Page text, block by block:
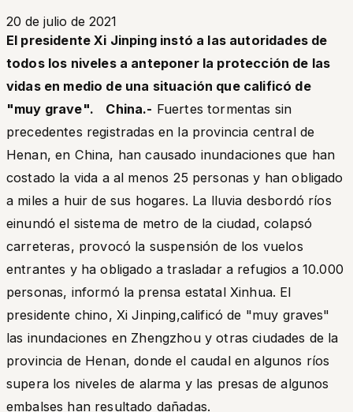
20 de julio de 2021
El presidente Xi Jinping instó a las autoridades de
todos los niveles a anteponer la protección de las
vidas en medio de una situación que calificó de
"muy grave".
China.- Fuertes tormentas sin
precedentes registradas en la provincia central de
Henan, en China, han causado inundaciones que han
costado la vida a al menos 25 personas y han obligado
a miles a huir de sus hogares. La lluvia desbordó ríos
einundó el sistema de metro de la ciudad, colapsó
carreteras, provocó la suspensión de los vuelos
entrantes y ha obligado a trasladar a refugios a 10.000
personas, informó la prensa estatal Xinhua. El
presidente chino, Xi Jinping,calificó de "muy graves"
las inundaciones en Zhengzhou y otras ciudades de la
provincia de Henan, donde el caudal en algunos ríos
supera los niveles de alarma y las presas de algunos
embalses han resultado dañadas.